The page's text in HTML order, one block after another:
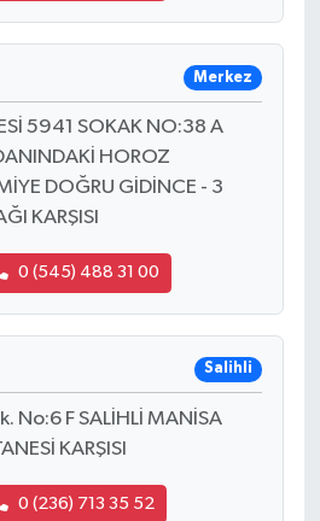
Merkez
5941 SOKAK NO:38 A
HOROZ
DOĞRU GİDİNCE - 3
KARŞISI
0 (545) 488 31 00
Salihli
No:6 F SALİHLİ MANİSA
KARŞISI
0 (236) 713 35 52